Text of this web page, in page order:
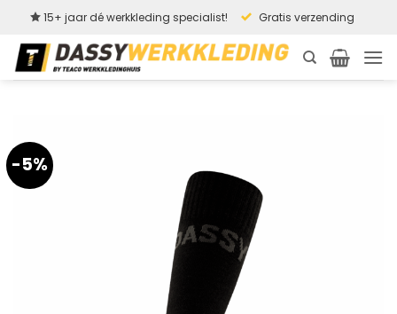
inhoud
15+ jaar dé werkkleding specialist! Gratis verzending
-5%